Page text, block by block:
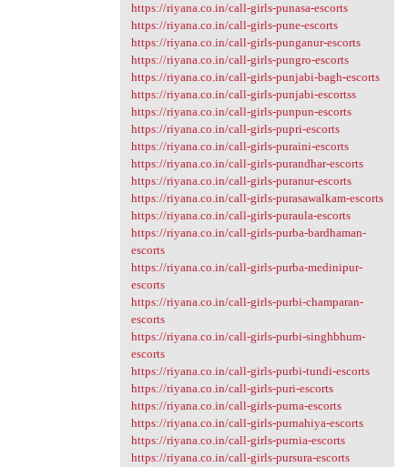
https://riyana.co.in/call-girls-punasa-escorts
https://riyana.co.in/call-girls-pune-escorts
https://riyana.co.in/call-girls-punganur-escorts
https://riyana.co.in/call-girls-pungro-escorts
https://riyana.co.in/call-girls-punjabi-bagh-escorts
https://riyana.co.in/call-girls-punjabi-escortss
https://riyana.co.in/call-girls-punpun-escorts
https://riyana.co.in/call-girls-pupri-escorts
https://riyana.co.in/call-girls-puraini-escorts
https://riyana.co.in/call-girls-purandhar-escorts
https://riyana.co.in/call-girls-puranur-escorts
https://riyana.co.in/call-girls-purasawalkam-escorts
https://riyana.co.in/call-girls-puraula-escorts
https://riyana.co.in/call-girls-purba-bardhaman-
escorts
https://riyana.co.in/call-girls-purba-medinipur-
escorts
https://riyana.co.in/call-girls-purbi-champaran-
escorts
https://riyana.co.in/call-girls-purbi-singhbhum-
escorts
https://riyana.co.in/call-girls-purbi-tundi-escorts
https://riyana.co.in/call-girls-puri-escorts
https://riyana.co.in/call-girls-purna-escorts
https://riyana.co.in/call-girls-purnahiya-escorts
https://riyana.co.in/call-girls-purnia-escorts
https://riyana.co.in/call-girls-pursura-escorts